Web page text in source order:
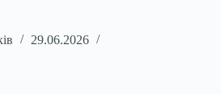
29.06.2026